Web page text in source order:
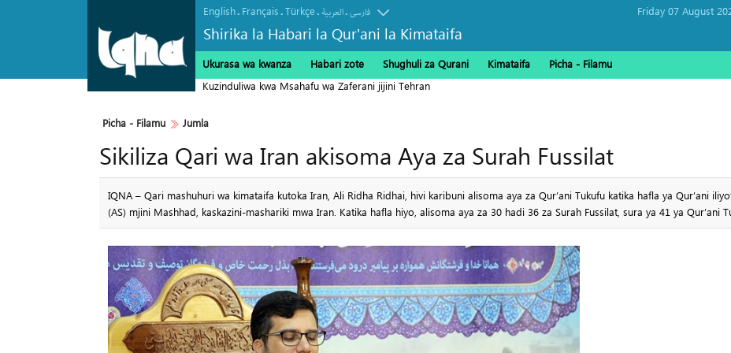
English. Français.Türkçe. العربیة.فارسی
Shirika la Habari la Qur'ani la Kimataifa
Ukurasa wa kwanza Habari zote Shughuli za Qurani Kimataifa
Picha‎ - Filamu‎
Kuzinduliwa kwa Msahafu wa Zaferani jijini Tehran
Picha‎ - Filamu‎ Jumla
Sikiliza Qari wa Iran akisoma Aya za Surah Fussilat
IQNA – Qari mashuhuri wa kimataifa kutoka Iran, Ali Ridha Ridhai, hivi karibuni alisoma aya za Qur’ani Tukufu katika hafla ya Qur’ani
(AS) mjini Mashhad, kaskazini-mashariki mwa Iran. Katika hafla hiyo, alisoma aya za 30 hadi 36 za Surah Fussilat, sura ya 41 ya Qur’ani